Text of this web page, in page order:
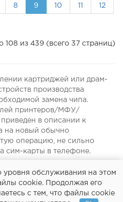
8 9 10 11 12
108 из 439 (всего 37 страниц)
картриджей или драм-
производства
замена чипа.
принтеров/МФУ/
в описании к
на новый обычно
операцию, не сильно
сим-карты в телефоне.
конфиденциальности
уровня обслуживания на этом
cookie. Продолжая его
с тем, что файлы cookie